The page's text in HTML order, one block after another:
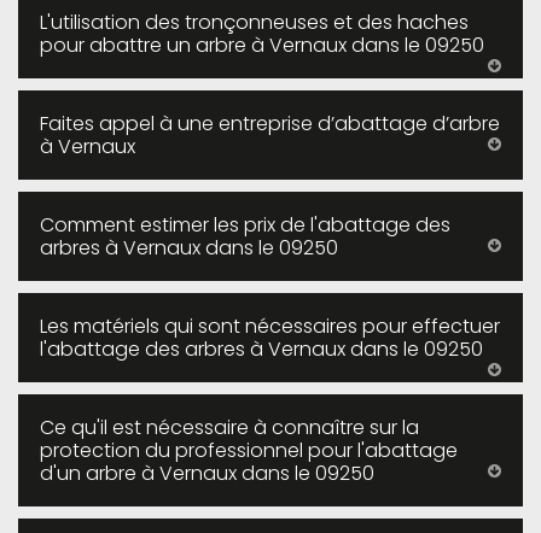
L'utilisation des tronçonneuses et des haches
pour abattre un arbre à Vernaux dans le 09250
Faites appel à une entreprise d’abattage d’arbre
à Vernaux
Comment estimer les prix de l'abattage des
arbres à Vernaux dans le 09250
Les matériels qui sont nécessaires pour effectuer
l'abattage des arbres à Vernaux dans le 09250
Ce qu'il est nécessaire à connaître sur la
protection du professionnel pour l'abattage
d'un arbre à Vernaux dans le 09250